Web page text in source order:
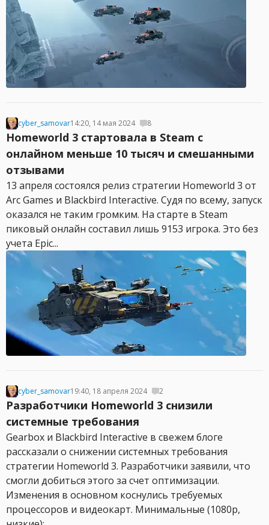
cyber_samovar14:20, 14 мая 2024 8
Homeworld 3 стартовала в Steam с
онлайном меньше 10 тысяч и смешанными
отзывами
13 апреля состоялся релиз стратегии Homeworld 3 от
Arc Games и Blackbird Interactive. Судя по всему, запуск
оказался не таким громким. На старте в Steam
пиковый онлайн составил лишь 9153 игрока. Это без
учета Epic...
cyber_samovar19:40, 18 апреля 2024 2
Разработчики Homeworld 3 снизили
системные требования
Gearbox и Blackbird Interactive в свежем блоге
рассказали о снижении системных требования
стратегии Homeworld 3. Разработчики заявили, что
смогли добиться этого за счет оптимизации.
Изменения в основном коснулись требуемых
процессоров и видеокарт. Минимальные (1080p,